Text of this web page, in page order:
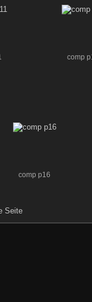
comp
comp p16
Seite